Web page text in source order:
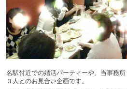
名駅付近での婚活パーティーや、当事務
３人とのお見合い企画です。